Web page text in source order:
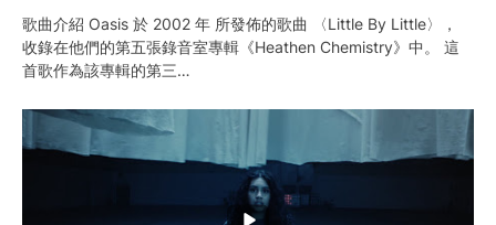
歌曲介紹 Oasis 於 2002 年 所發佈的歌曲 〈Little By Little〉，
收錄在他們的第五張錄音室專輯《Heathen Chemistry》中。 這
首歌作為該專輯的第三…